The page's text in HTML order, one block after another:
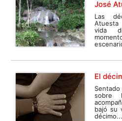
José
Las
vida
El
sobre
bajó su
décimo...